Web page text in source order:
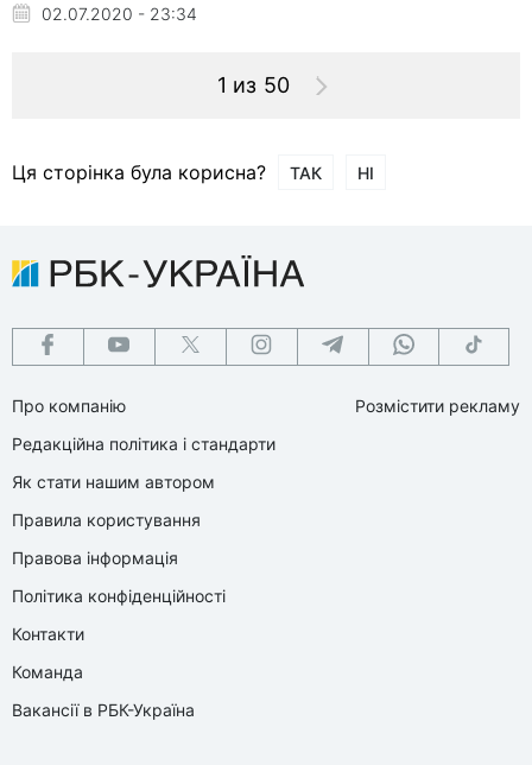
02.07.2020 - 23:34
1 из 50
Ця сторінка була корисна? ТАК НІ
Про компанію
Редакційна політика і стандарти
Як стати нашим автором
Правила користування
Правова інформація
Політика конфіденційності
Контакти
Команда
Вакансії в РБК-Україна
Розмістити рекламу